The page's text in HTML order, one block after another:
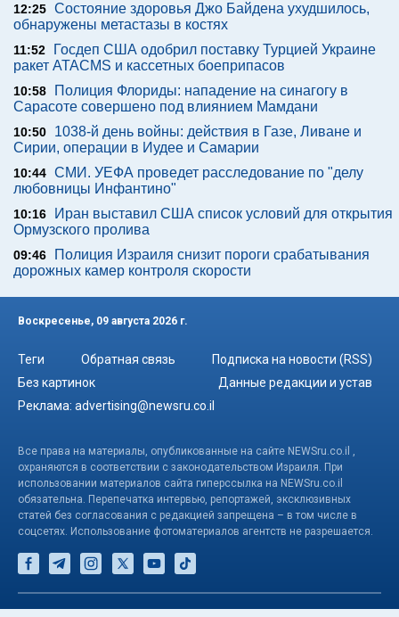
12:25 Состояние здоровья Джо Байдена ухудшилось,
обнаружены метастазы в костях
11:52
Госдеп США одобрил поставку Турцией Украине
ракет ATACMS и кассетных боеприпасов
10:58
Полиция Флориды: нападение на синагогу в
Сарасоте совершено под влиянием Мамдани
10:50
1038-й день войны: действия в Газе, Ливане и
Сирии, операции в Иудее и Самарии
10:44 СМИ. УЕФА проведет расследование по "делу
любовницы Инфантино"
10:16
Иран выставил США список условий для открытия
Ормузского пролива
09:46
Полиция Израиля снизит пороги срабатывания
дорожных камер контроля скорости
Воскресенье, 09 августа 2026 г.
Теги Обратная связь
Подписка на новости (RSS)
Без картинок
Данные редакции и устав
Реклама: advertising@newsru.co.il
Все права на материалы, опубликованные на сайте NEWSru.co.il ,
охраняются в соответствии с законодательством Израиля. При
использовании материалов сайта гиперссылка на NEWSru.co.il
обязательна. Перепечатка интервью, репортажей, эксклюзивных
статей без согласования с редакцией запрещена – в том числе в
соцсетях. Использование фотоматериалов агентств не разрешается.